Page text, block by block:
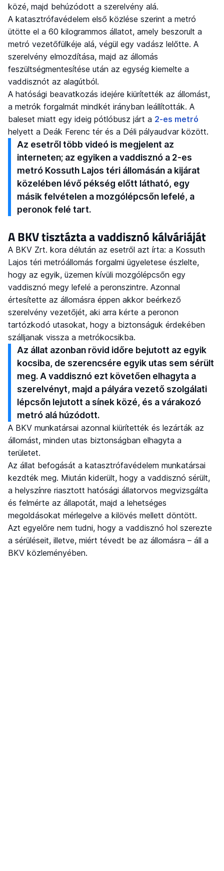
közé, majd behúzódott a szerelvény alá.
A katasztrófavédelem első közlése szerint a metró
ütötte el a 60 kilogrammos állatot, amely beszorult a
metró vezetőfülkéje alá, végül egy vadász lelőtte. A
szerelvény elmozdítása, majd az állomás
feszültségmentesítése után az egység kiemelte a
vaddisznót az alagútból.
A hatósági beavatkozás idejére kiürítették az állomást,
a metrók forgalmát mindkét irányban leállították. A
baleset miatt egy ideig pótlóbusz járt a 2-es metró
helyett a Deák Ferenc tér és a Déli pályaudvar között.
Az esetről több videó is megjelent az
interneten; az egyiken a vaddisznó a 2-es
metró Kossuth Lajos téri állomásán a kijárat
közelében lévő pékség előtt látható, egy
másik felvételen a mozgólépcsőn lefelé, a
peronok felé tart.
A BKV tisztázta a vaddisznó kálváriáját
A BKV Zrt. kora délután az esetről azt írta: a Kossuth
Lajos téri metróállomás forgalmi ügyeletese észlelte,
hogy az egyik, üzemen kívüli mozgólépcsőn egy
vaddisznó megy lefelé a peronszintre. Azonnal
értesítette az állomásra éppen akkor beérkező
szerelvény vezetőjét, aki arra kérte a peronon
tartózkodó utasokat, hogy a biztonságuk érdekében
szálljanak vissza a metrókocsikba.
Az állat azonban rövid időre bejutott az egyik
kocsiba, de szerencsére egyik utas sem sérült
meg. A vaddisznó ezt követően elhagyta a
szerelvényt, majd a pályára vezető szolgálati
lépcsőn lejutott a sínek közé, és a várakozó
metró alá húzódott.
A BKV munkatársai azonnal kiürítették és lezárták az
állomást, minden utas biztonságban elhagyta a
területet.
Az állat befogását a katasztrófavédelem munkatársai
kezdték meg. Miután kiderült, hogy a vaddisznó sérült,
a helyszínre riasztott hatósági állatorvos megvizsgálta
és felmérte az állapotát, majd a lehetséges
megoldásokat mérlegelve a kilövés mellett döntött.
Azt egyelőre nem tudni, hogy a vaddisznó hol szerezte
a sérüléseit, illetve, miért tévedt be az állomásra – áll a
BKV közleményében.